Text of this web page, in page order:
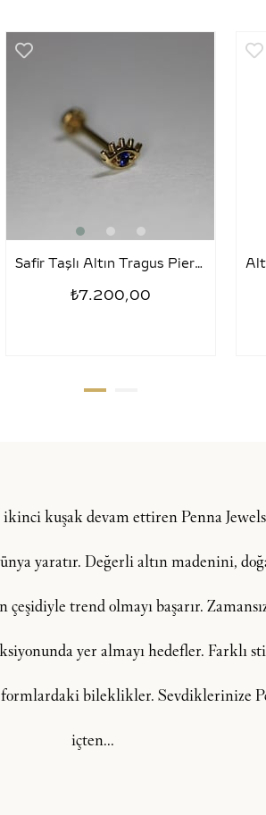
Safir Taşlı Altın Tragus Piercing – Kirpik
₺7.200,00
ikinci kuşak devam ettiren Penna
yaratır. Değerli altın madenini,
trend olmayı başarır.
yer almayı hedefler.
bileklikler. Sevdiklerinize
içten...